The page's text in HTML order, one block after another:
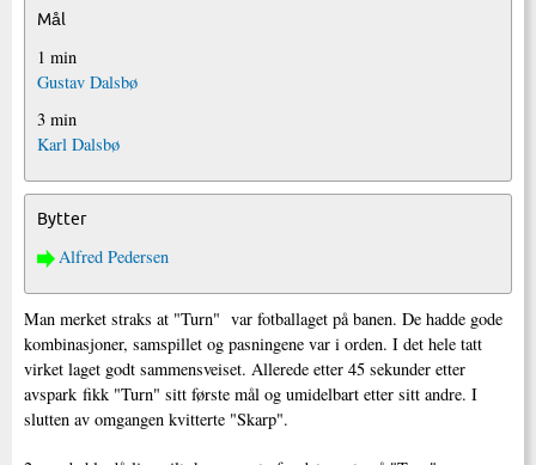
Mål
1 min
Gustav Dalsbø
3 min
Karl Dalsbø
Bytter
Alfred Pedersen
Man merket straks at "Turn" var fotballaget på banen. De hadde gode
kombinasjoner, samspillet og pasningene var i orden. I det hele tatt
virket laget godt sammensveiset. Allerede etter 45 sekunder etter
avspark fikk "Turn" sitt første mål og umidelbart etter sitt andre. I
slutten av omgangen kvitterte "Skarp".